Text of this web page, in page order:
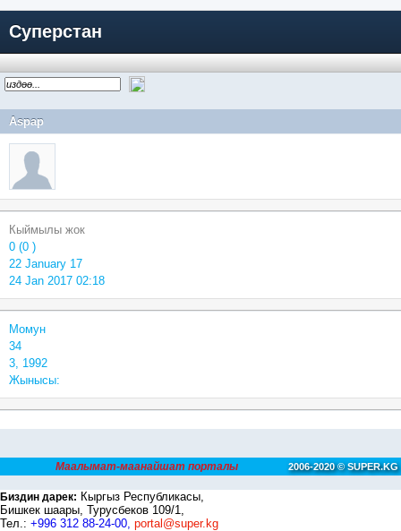
Суперстан
Aspap
Кыймылы жок
0 (0 )
22 January 17
24 Jan 2017 02:18
Момун
34
3, 1992
Жынысы:
Маалымат-маанайшат порталы 2006-2020 © SUPER.KG
Биздин дарек: Кыргыз Республикасы,
Бишкек шаары, Турусбеков 109/1,
Тел.: +996 312 88-24-00, portal@super.kg